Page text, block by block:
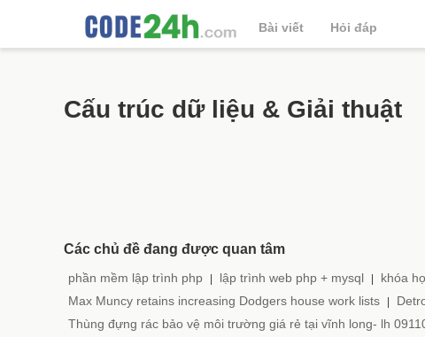
Bài viết Hỏi đáp
Cấu trúc dữ liệu & Giải thuật
Các chủ đề đang được quan tâm
phần mềm lập trình php lập trình web php + mysql khóa
Max Muncy retains increasing Dodgers house work lists
Thùng đựng rác bảo vệ môi trường giá rẻ tại vĩnh long- lh